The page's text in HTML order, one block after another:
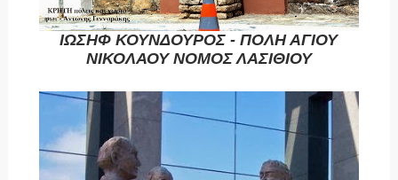
ΙΩΣΗΦ ΚΟΥΝΔΟΥΡΟΣ - ΠΟΛΗ ΑΓΙΟΥ
ΝΙΚΟΛΑΟΥ ΝΟΜΟΣ ΛΑΣΙΘΙΟΥ